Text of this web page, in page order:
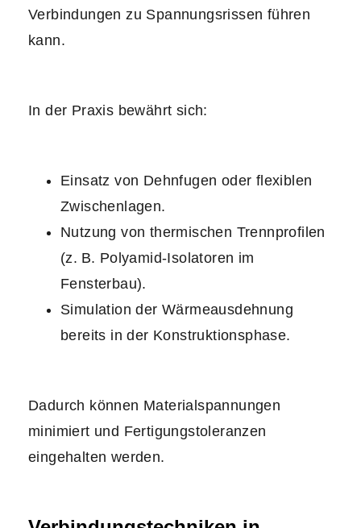
Verbindungen zu Spannungsrissen führen
kann.
In der Praxis bewährt sich:
Einsatz von Dehnfugen oder flexiblen
Zwischenlagen.
Nutzung von thermischen Trennprofilen
(z. B. Polyamid-Isolatoren im
Fensterbau).
Simulation der Wärmeausdehnung
bereits in der Konstruktionsphase.
Dadurch können Materialspannungen
minimiert und Fertigungstoleranzen
eingehalten werden.